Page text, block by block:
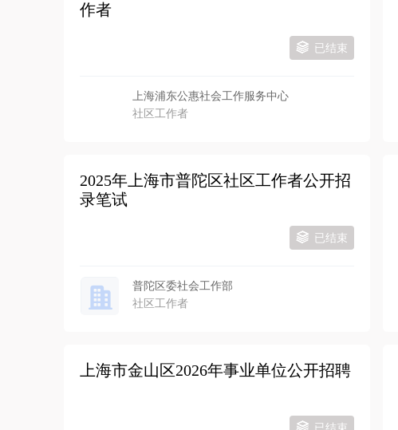
作者
已结束
上海浦东公惠社会工作服务中心
社区工作者
2025年上海市普陀区社区工作者公开招
录笔试
已结束
普陀区委社会工作部
社区工作者
上海市金山区2026年事业单位公开招聘
已结束